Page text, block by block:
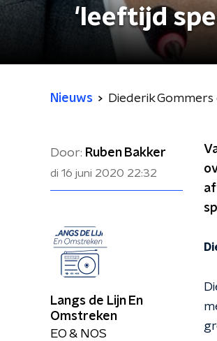
'leeftijd
Nieuws Diederik
Door: Ruben Bakker
di 16 juni 2020 22:32
Langs de Lijn En
Omstreken
EO & NOS